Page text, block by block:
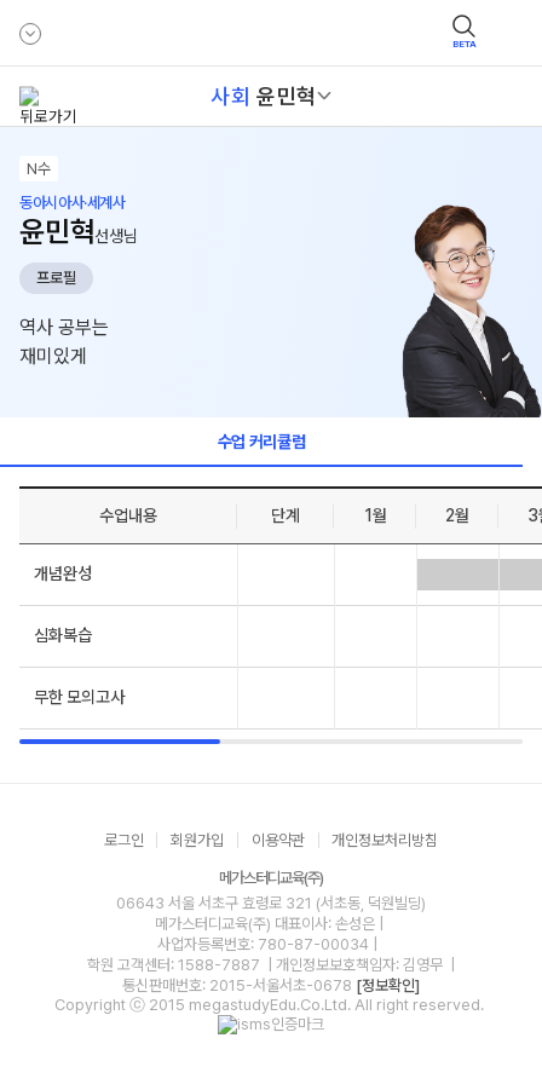
BETA
사회 윤민혁
N수
동아시아사·세계사
윤민혁선생님
프로필
역사 공부는
재미있게
수업 커리큘럼
수업내용 단계 1월 2월 3
개념완성
심화복습
무한 모의고사
로그인 회원가입 이용약관 개인정보처리방침
메가스터디교육(주)
06643 서울 서초구 효령로 321 (서초동, 덕원빌딩)
메가스터디교육(주) 대표이사: 손성은 |
사업자등록번호: 780-87-00034
학원 고객센터: 1588-7887
| 개인정보보호책임자: 김영무
통신판매번호: 2015-서울서초-0678 [정보확인]
Copyright ⓒ 2015 megastudyEdu.Co.Ltd. All right reserved.